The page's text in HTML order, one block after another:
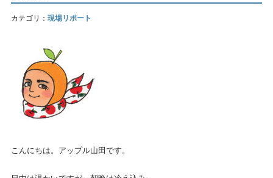
カテゴリ： 現場リポート
こんにちは。アップル山田です。